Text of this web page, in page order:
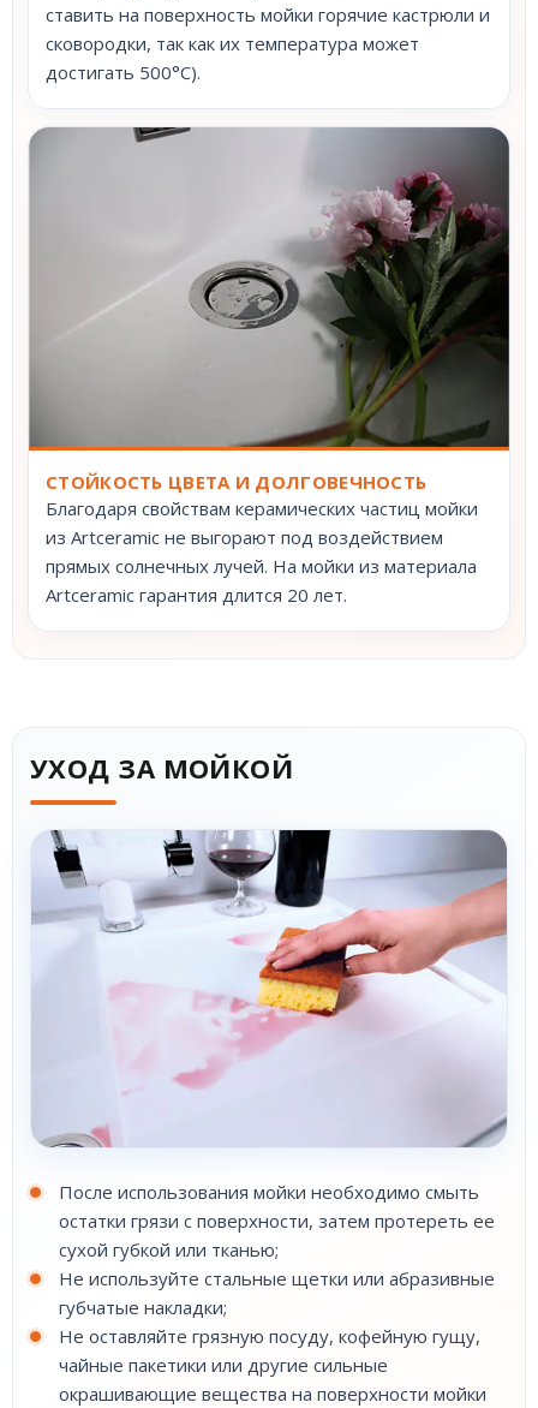
ставить на поверхность мойки горячие кастрюли и
сковородки, так как их температура может
достигать 500°С).
СТОЙКОСТЬ ЦВЕТА И ДОЛГОВЕЧНОСТЬ
Благодаря свойствам керамических частиц мойки
из Artceramic не выгорают под воздействием
прямых солнечных лучей. На мойки из материала
Artceramic гарантия длится 20 лет.
УХОД ЗА МОЙКОЙ
После использования мойки необходимо смыть
остатки грязи с поверхности, затем протереть ее
сухой губкой или тканью;
Не используйте стальные щетки или абразивные
губчатые накладки;
Не оставляйте грязную посуду, кофейную гущу,
чайные пакетики или другие сильные
окрашивающие вещества на поверхности мойки